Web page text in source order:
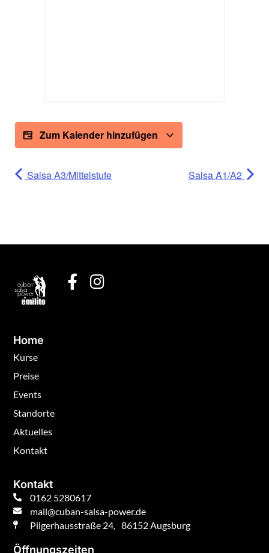
Zum Kalender hinzufügen
Salsa A3/Mittelstufe Salsa A1/A2
Home
Kurse
Preise
Events
Standorte
Aktuelles
Kontakt
Kontakt
0162 5280617
mail@cuban-salsa-power.de
Pilgerhausstraße 24, 86152 Augsburg
Öffnungszeiten